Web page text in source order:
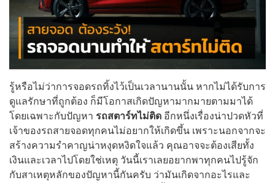
รู้หรือไม่ว่าการจอดรถทิ้งไว้เป็นเวลานานนั้น หากไม่ได้รับการ
ดูแลรักษาที่ถูกต้อง ก็มีโอกาสเกิดปัญหามากมายตามมาได้
โดยเฉพาะกับปัญหา รถสตาร์ทไม่ติด อีกหนึ่งเรื่องน่าปวดหัวที่
เจ้าของรถสายจอดทุกคนไม่อยากให้เกิดขึ้น เพราะนอกจากจะ
สร้างความรำคาญน่าหงุดหงิดใจแล้ว คุณอาจจะต้องเสียทั้ง
เงินและเวลาไปโดยใช่เหตุ วันนี้เราเลยอยากพาทุกคนไปรู้จัก
กับสาเหตุหลักของปัญหานี้กันครับ ว่ามันเกิดจากอะไรและ